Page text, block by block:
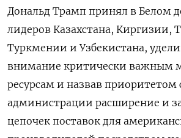
Дональд Трамп принял в Белом
лидеров Казахстана, Киргизии,
Туркмении и Узбекистана,
внимание критически важным
ресурсам и назвав приоритетом
администрации расширение и
цепочек поставок для